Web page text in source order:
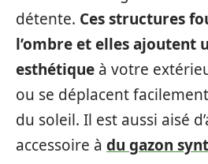
détente. Ces structures
l’ombre et elles ajoutent
esthétique à votre
ou se déplacent
du soleil. Il est aussi aisé
accessoire à du gazon